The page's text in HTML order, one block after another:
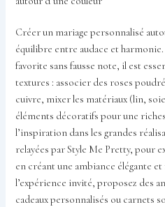
Créer un mariage personnalisé
équilibre entre audace et
favorite sans fausse note, il est
textures : associer des roses
cuivre, mixer les matériaux (lin,
éléments décoratifs pour une
l’inspiration dans les grandes
relayées par Style Me Pretty, pour
en créant une ambiance élégante
l’expérience invité, proposez des
cadeaux personnalisés ou carnets